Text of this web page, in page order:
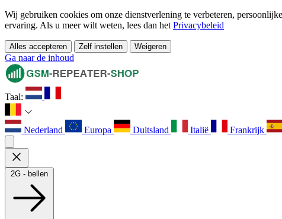
Wij gebruiken cookies om onze dienstverlening te verbeteren,
ervaring. Als u meer wilt weten, lees dan het Privacybeleid
Alles accepteren Zelf instellen Weigeren
Ga naar de inhoud
Taal:
Nederland Europa Duitsland Italië Frankrijk
2G - bellen